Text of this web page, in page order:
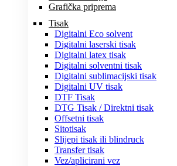
Grafička priprema
Tisak
Digitalni Eco solvent
Digitalni laserski tisak
Digitalni latex tisak
Digitalni solventni tisak
Digitalni sublimacijski tisak
Digitalni UV tisak
DTF Tisak
DTG Tisak / Direktni tisak
Offsetni tisak
Sitotisak
Slijepi tisak ili blindruck
Transfer tisak
Vez/aplicirani vez